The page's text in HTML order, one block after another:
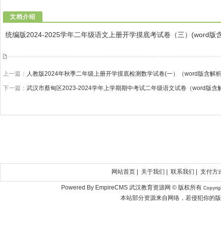
文档介绍
统编版2024-2025学年二年级语文上册开学摸底考试卷（三）(word版
上一篇： 人教版2024年秋季二年级上册开学摸底检测数学试卷(一）（word版含解
下一篇： 武汉市蔡甸区2023-2024学年上学期期中考试二年级语文试卷（word版含
网站首页 关于我们 联系我们 支付方
Powered By EmpireCMS 武汉教育资源网 © 版权所有
本站部分资源来自网络，若侵犯你的